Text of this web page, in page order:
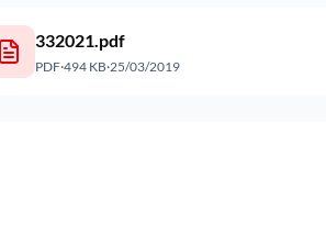
332021.pdf
PDF·494 KB·25/03/2019